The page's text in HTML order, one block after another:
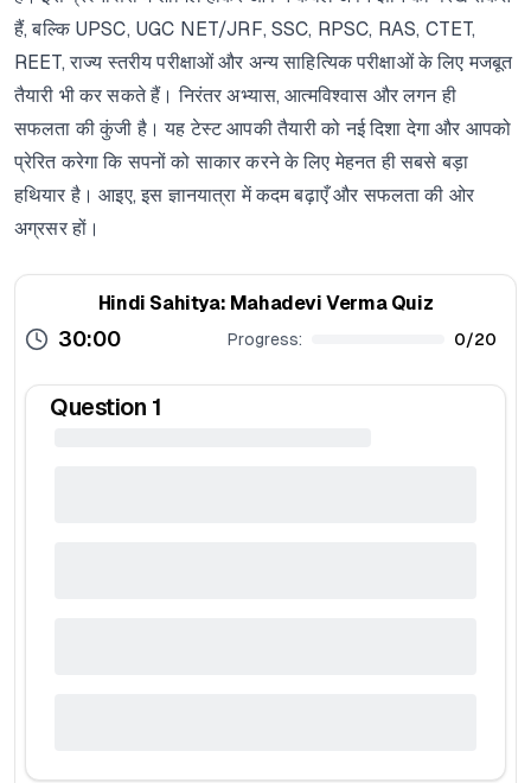
हैं, बल्कि UPSC, UGC NET/JRF, SSC, RPSC, RAS, CTET,
REET, राज्य स्तरीय परीक्षाओं और अन्य साहित्यिक परीक्षाओं के लिए मजबूत
तैयारी भी कर सकते हैं। निरंतर अभ्यास, आत्मविश्वास और लगन ही
सफलता की कुंजी है। यह टेस्ट आपकी तैयारी को नई दिशा देगा और आपको
प्रेरित करेगा कि सपनों को साकार करने के लिए मेहनत ही सबसे बड़ा
हथियार है। आइए, इस ज्ञानयात्रा में कदम बढ़ाएँ और सफलता की ओर
अग्रसर हों।
Hindi Sahitya: Mahadevi Verma Quiz
30:00 Progress: 0/20
Question 1